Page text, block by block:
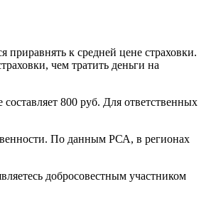
к средней цене страховки.
чем тратить деньги на
800 руб. Для ответственных
По данным РСА, в регионах
добросовестным участником